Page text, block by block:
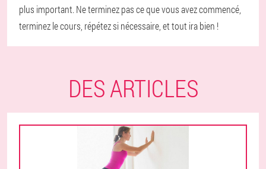
plus important. Ne terminez pas ce que vous avez commencé,
terminez le cours, répétez si nécessaire, et tout ira bien !
DES ARTICLES